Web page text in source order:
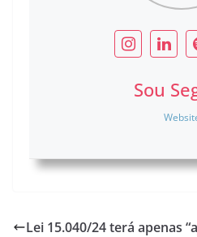
Sou
Lei 15.040/24 terá apenas